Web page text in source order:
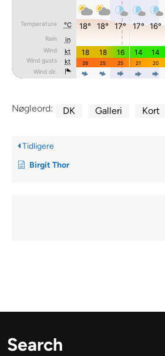
Nøgleord: DK Galleri Kort
Tidligere
Birgit Thor
Search